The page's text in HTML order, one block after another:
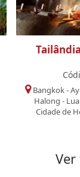
Bangkok-
Halong -
Cidade de